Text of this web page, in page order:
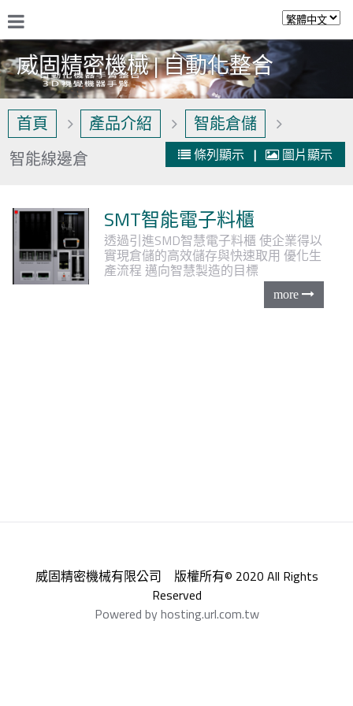
威固精密機械 | 自動化整合
首頁 產品介紹
智能倉儲
智能線邊倉
條列顯示 | 圖片顯示
SMT智能電子料櫃
透過引進SMD智慧電子料櫃使企業得以
實現倉儲的高效儲存與快速取用 優化生
產流程邁向智慧製造的目標
威固精密機械有限公司 版權所有© 2020 All Rights
Reserved
Powered by hosting.url.com.tw